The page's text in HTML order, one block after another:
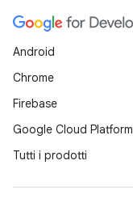
Android
Chrome
Firebase
Google Cloud Platform
Tutti i prodotti